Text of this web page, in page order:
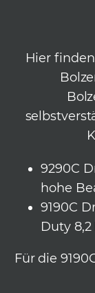
Hier
9290C
hohe
9190C
Duty
Für die